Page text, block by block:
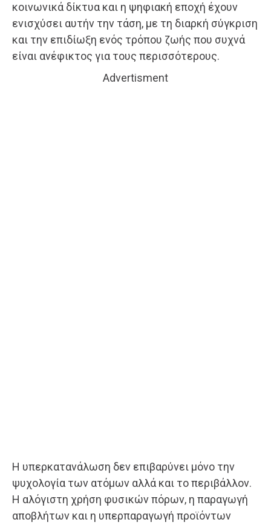
κοινωνικά δίκτυα και η ψηφιακή εποχή έχουν
ενισχύσει αυτήν την τάση, με τη διαρκή σύγκριση
και την επιδίωξη ενός τρόπου ζωής που συχνά
είναι ανέφικτος για τους περισσότερους.
Advertisment
Η υπερκατανάλωση δεν επιβαρύνει μόνο την
ψυχολογία των ατόμων αλλά και το περιβάλλον.
Η αλόγιστη χρήση φυσικών πόρων, η παραγωγή
αποβλήτων και η υπερπαραγωγή προϊόντων